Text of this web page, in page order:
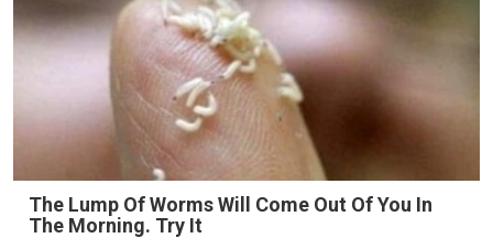
The Lump Of Worms Will Come Out Of You In
The Morning. Try It